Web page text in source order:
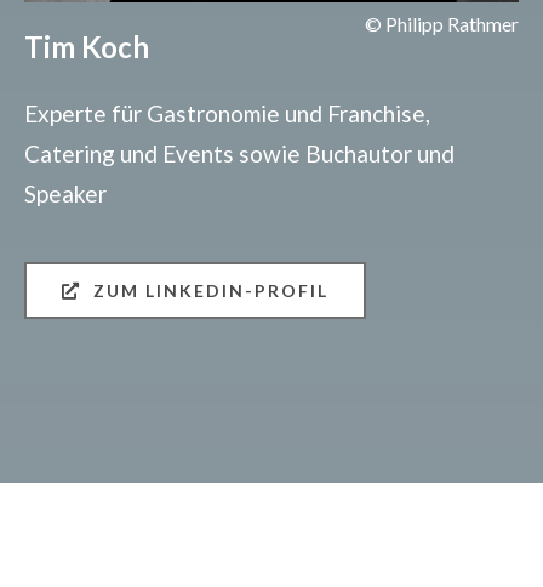
© Philipp Rathmer
Tim Koch
Experte für Gastronomie und Franchise,
Catering und Events sowie Buchautor und
Speaker
ZUM LINKEDIN-PROFIL